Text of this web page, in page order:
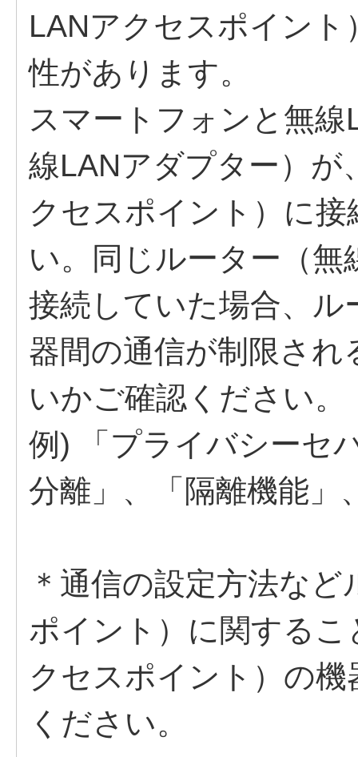
LANアクセスポイン
性があります。
スマートフォンと無
線LANアダプター）が
クセスポイント）に
い。同じルーター（
接続していた場合、
器間の通信が制限さ
いかご確認ください。
例) 「プライバシーセ
分離」、「隔離機能」
＊通信の設定方法な
ポイント）に関する
クセスポイント）の
ください。